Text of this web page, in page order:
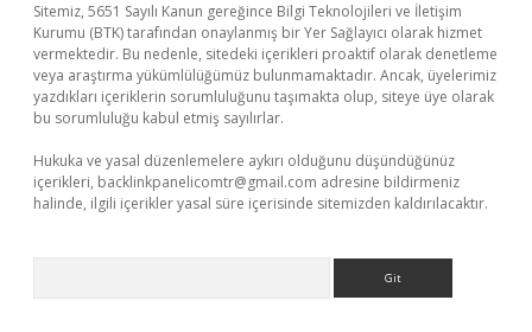
Sitemiz, 5651 Sayılı Kanun gereğince Bilgi Teknolojileri ve İletişim
Kurumu (BTK) tarafından onaylanmış bir Yer Sağlayıcı olarak hizmet
vermektedir. Bu nedenle, sitedeki içerikleri proaktif olarak denetleme
veya araştırma yükümlülüğümüz bulunmamaktadır. Ancak, üyelerimiz
yazdıkları içeriklerin sorumluluğunu taşımakta olup, siteye üye olarak
bu sorumluluğu kabul etmiş sayılırlar.
Hukuka ve yasal düzenlemelere aykırı olduğunu düşündüğünüz
içerikleri, backlinkpanelicomtr@gmail.com adresine bildirmeniz
halinde, ilgili içerikler yasal süre içerisinde sitemizden kaldırılacaktır.